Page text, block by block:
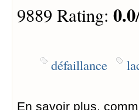
9889 Rating: 0.0
défaillance
En savoir plus,